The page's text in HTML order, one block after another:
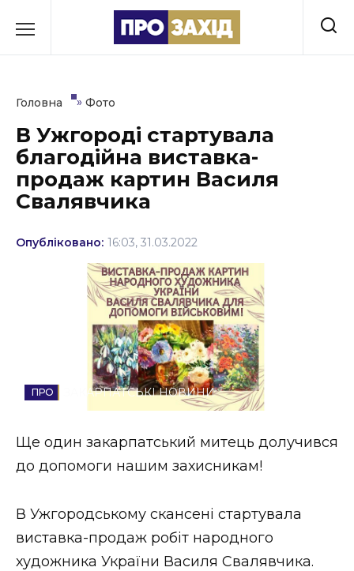
до
Культура
Освіта
Політика
Стиль життя
Втрачений Ужгород
Втрачений Ужгород (відеоверсія)
ЗАКАРПАТСЬКІ НОВИНИ
Головна » Фото
В Ужгороді стартувала
благодійна виставка-
продаж картин Василя
Свалявчика
Опубліковано: 16:03, 31.03.2022
ЗАКАРПАТСЬКІ НОВИНИ
Ще один закарпатський митець долучився
до допомоги нашим захисникам!
В Ужгородському скансені стартувала
виставка-продаж робіт народного
художника України Василя Свалявчика.